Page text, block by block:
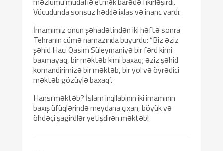
Vücudunda sonsuz həddə ixlas və inanc vardı.
İmamımız onun şəhadətindən iki həftə sonra
Tehranın cümə namazında buyurdu: “Biz əziz
şəhid Hacı Qasim Süleymaniyə bir fərd kimi
baxmayaq, bir məktəb kimi baxaq; əziz şəhid
komandirimizə bir məktəb, bir yol və öyrədici
məktəb gözüylə baxaq”.
Hansı məktəb? İslam inqilabının iki imamının
baxış üfüqlərində meydana çıxan, böyük və
öhdəçi şagirdlər yetişdirən məktəb!